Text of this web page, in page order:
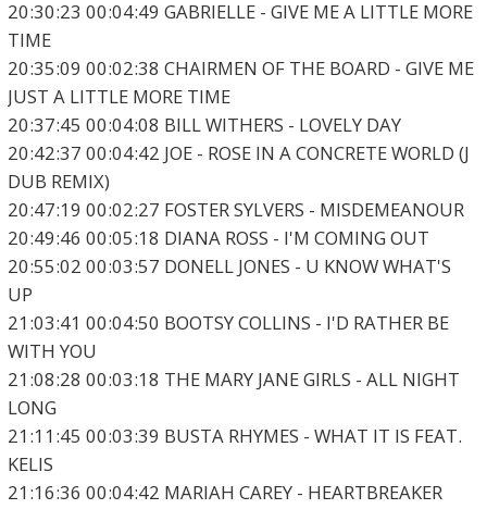
20:30:23 00:04:49 GABRIELLE - GIVE ME A LITTLE MORE
TIME
20:35:09 00:02:38 CHAIRMEN OF THE BOARD - GIVE ME
JUST A LITTLE MORE TIME
20:37:45 00:04:08 BILL WITHERS - LOVELY DAY
20:42:37 00:04:42 JOE - ROSE IN A CONCRETE WORLD (J
DUB REMIX)
20:47:19 00:02:27 FOSTER SYLVERS - MISDEMEANOUR
20:49:46 00:05:18 DIANA ROSS - I'M COMING OUT
20:55:02 00:03:57 DONELL JONES - U KNOW WHAT'S
UP
21:03:41 00:04:50 BOOTSY COLLINS - I'D RATHER BE
WITH YOU
21:08:28 00:03:18 THE MARY JANE GIRLS - ALL NIGHT
LONG
21:11:45 00:03:39 BUSTA RHYMES - WHAT IT IS FEAT.
KELIS
21:16:36 00:04:42 MARIAH CAREY - HEARTBREAKER